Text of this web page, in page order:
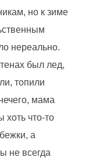
но к зиме
нереально.
был лед,
топили
мама
что-то
а
не всегда